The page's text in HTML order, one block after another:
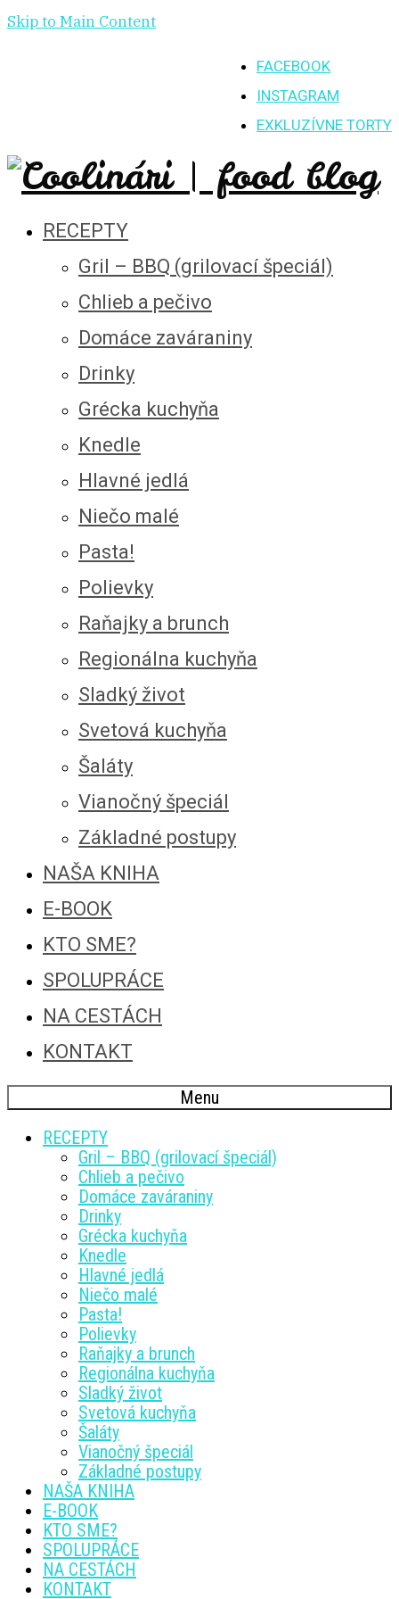
Skip to Main Content
FACEBOOK
INSTAGRAM
EXKLUZÍVNE TORTY
RECEPTY
Gril – BBQ (grilovací špeciál)
Chlieb a pečivo
Domáce zaváraniny
Drinky
Grécka kuchyňa
Knedle
Hlavné jedlá
Niečo malé
Pasta!
Polievky
Raňajky a brunch
Regionálna kuchyňa
Sladký život
Svetová kuchyňa
Šaláty
Vianočný špeciál
Základné postupy
NAŠA KNIHA
E-BOOK
KTO SME?
SPOLUPRÁCE
NA CESTÁCH
KONTAKT
Menu
RECEPTY
Gril – BBQ (grilovací špeciál)
Chlieb a pečivo
Domáce zaváraniny
Drinky
Grécka kuchyňa
Knedle
Hlavné jedlá
Niečo malé
Pasta!
Polievky
Raňajky a brunch
Regionálna kuchyňa
Sladký život
Svetová kuchyňa
Šaláty
Vianočný špeciál
Základné postupy
NAŠA KNIHA
E-BOOK
KTO SME?
SPOLUPRÁCE
NA CESTÁCH
KONTAKT